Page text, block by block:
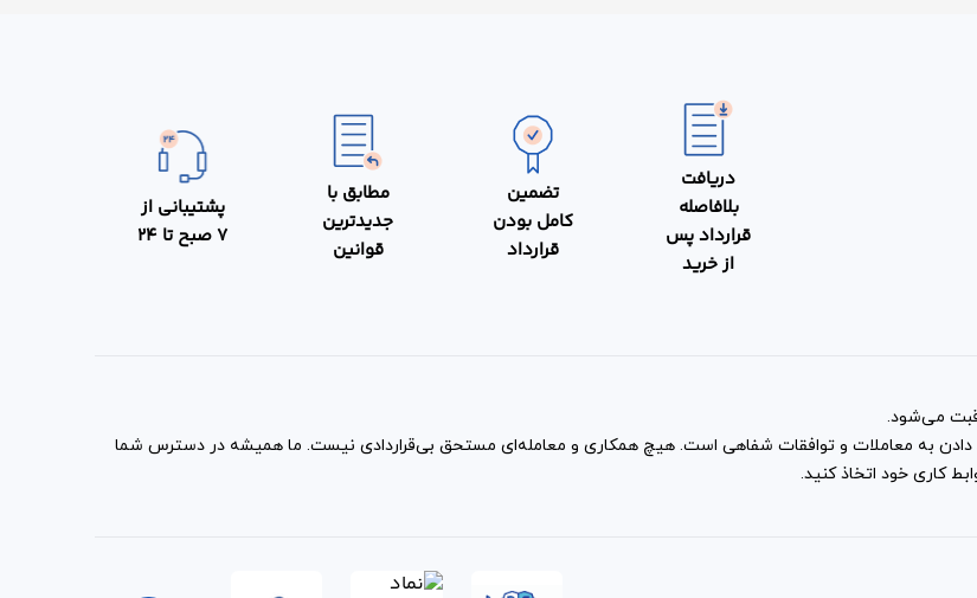
دریافت
بلافاصله
قرارداد پس
از خرید
تضمین
کامل بودن
قرارداد
مطابق با
جدیدترین
قوانین
پشتیبانی از
7 صبح تا 24
می‌شود.
دادن به معاملات و توافقات شفاهی است. هیچ همکاری و معامله‌ای مستحق بی‌قراردادی نیست. ما همیشه در دسترس شما
کاری خود اتخاذ کنید.